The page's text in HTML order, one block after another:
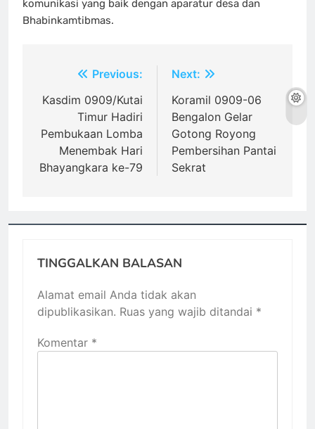
komunikasi yang baik dengan aparatur desa dan
Bhabinkamtibmas.
Navigasi
pos
Previous:
Kasdim 0909/Kutai
Timur Hadiri
Pembukaan Lomba
Menembak Hari
Bhayangkara ke-79
Next:
Koramil 0909-06
Bengalon Gelar
Gotong Royong
Pembersihan Pantai
Sekrat
TINGGALKAN BALASAN
Alamat email Anda tidak akan
dipublikasikan. Ruas yang wajib ditandai *
Komentar *